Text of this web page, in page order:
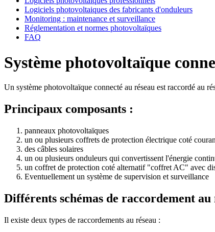
Logiciels photovoltaiques des fabricants d'onduleurs
Monitoring : maintenance et surveillance
Réglementation et normes photovoltaïques
FAQ
Système photovoltaïque
Un système photovoltaïque connecté au réseau est raccordé au
Principaux composants :
panneaux photovoltaïques
un ou plusieurs coffrets de protection électrique coté
des câbles solaires
un ou plusieurs onduleurs qui convertissent l'énergie
un coffret de protection coté alternatif "coffret AC" avec
Eventuellement un système de supervision et surveillance
Différents schémas de raccordement au
Il existe deux types de raccordements au réseau :